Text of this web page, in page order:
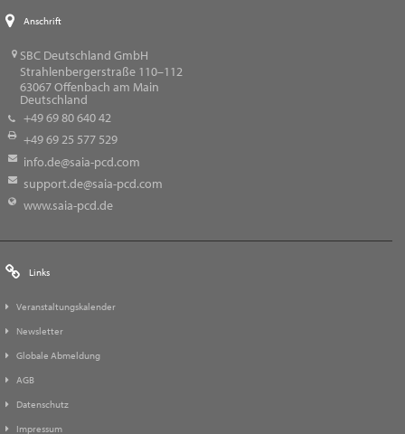
Anschrift
SBC Deutschland GmbH
Strahlenbergerstraße 110–112
63067Offenbach am Main
Deutschland
+49 69 80 640 42
+49 69 25 577 529
info.de@saia-pcd.com
support.de@saia-pcd.com
www.saia-pcd.de
Links
Veranstaltungskalender
Newsletter
Globale Abmeldung
AGB
Datenschutz
Impressum